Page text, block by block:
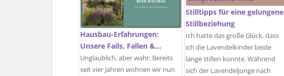
Hausbau-Erfahrungen:
Unsere Fails, Fallen &…
Unglaublich, aber wahr: Bereits
seit vier Jahren wohnen wir nun
Stilltipps für eine gelungene
Stillbeziehung
Ich hatte das große Glück, dass
ich die Lavendelkinder beide
lange stillen konnte. Während
sich der Lavendeljunge nach